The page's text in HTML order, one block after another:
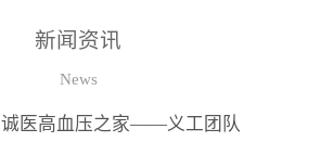
划生命》、《健康ABC》、《高血压患者
吉林省委党校、吉林大学、吉林大学商学
和各级医院讲演，亦在以上院校EMBA班
新闻资讯
News
诚医高血压之家——义工团队